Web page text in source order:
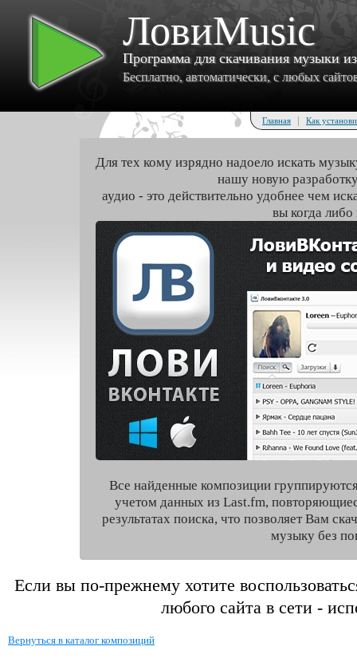
ЛовиMusic
Программа для скачивания музыки
Бесплатно, автоматически, с любых
Главная | Как
Для тех кому изрядно надоело искать
нашу новую
аудио - это действительно удобнее чем
вы когда либо
Все найденные композиции
учетом данных из Last.fm,
результатах поиска, что позволяет Вам
музыку без
Если вы по-прежнему хотите
любого сайта в сети -
Вернуться в каталог композиций